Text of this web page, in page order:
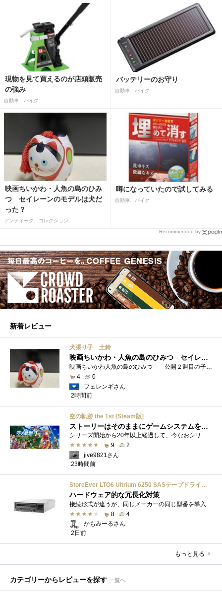
現物を見て買えるのが店頭販売
の強み
自動車、バイク
バッテリーのお守り
自動車、バイク
映画ちいかわ・人魚の島のひみ
つ セイレーンのモデルは犬だ
った？
アンティーク、コレクション
噂になっていたので試してみる
自動車、バイク
Recommended by
新着レビュー
犬張り子 土鈴
映画ちいかわ・人魚の島のひみつ セイレーンのモデルは犬だった？
映画ちいかわ人魚の島のひみつ 公開２週目の子どもさんの来場が制限されているレイトショーでも満席でしたし新たにボンドロシールの来場�...
4
0
フェレンギさん
2時間前
空の軌跡 the 1st [Steam版]
ストーリーはそのままにゲームシステムを現代化
シリーズ開始から20年以上経過して、今なおシリーズの完結が見えてこない日本ファルコムのストーリーRPG、「英雄伝説軌跡シリーズ」。シリーズ...
9
2
jive9821さん
23時間前
StoreEver LTO6 Ultrium 6250 SASテープドライブ(内蔵型)
ハードウェア的な冗長化対策
接続形式が違うが、同じメーカーの同じ型番を導入しています。製品としてのレビューは下記の方で行っています。いざ使おうとしたときに故障�...
8
4
かもみーるさん
2日前
もっと見る
カテゴリーからレビューを探す 一覧へ